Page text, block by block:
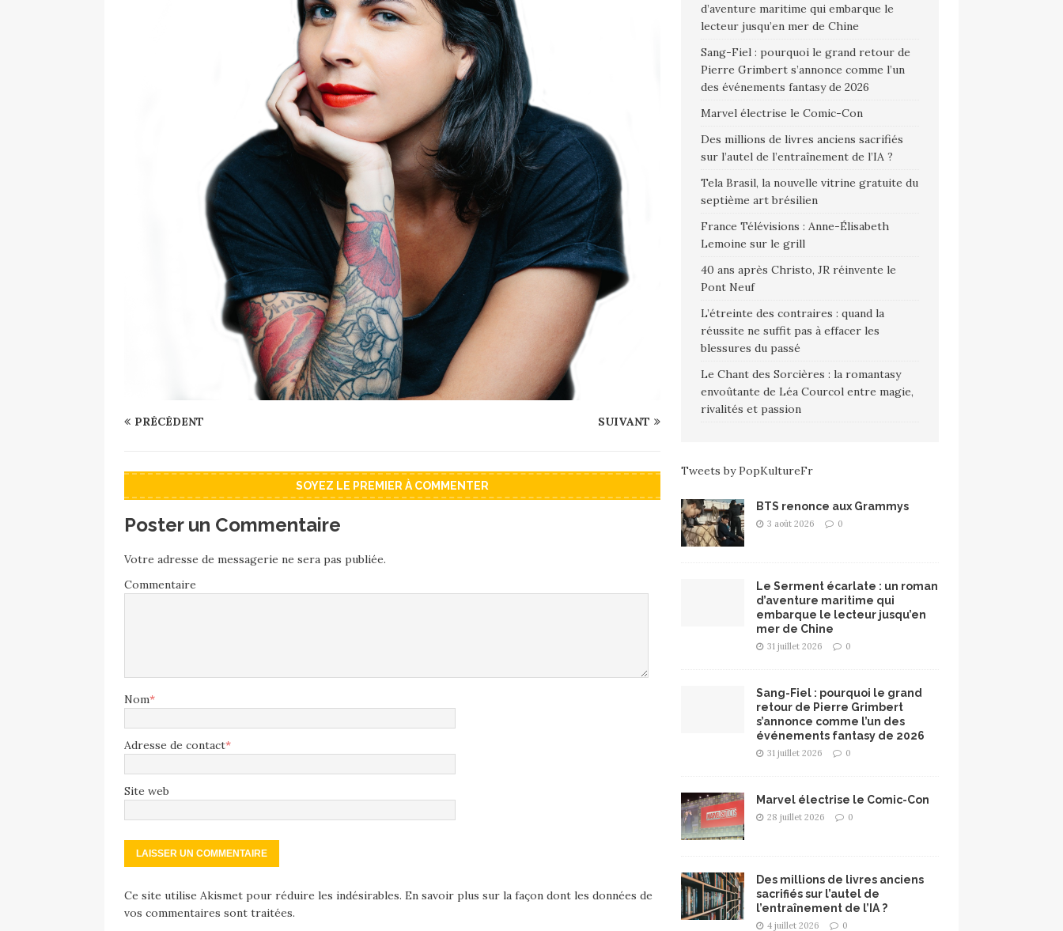
PRÉCÉDENT SUIVANT
SOYEZ LE PREMIER À COMMENTER
Poster un Commentaire
Votre adresse de messagerie ne sera pas publiée.
Commentaire
Nom*
Adresse de contact*
Site web
Ce site utilise Akismet pour réduire les indésirables. En savoir plus sur la façon dont les données de
vos commentaires sont traitées.
d’aventure maritime qui embarque le
lecteur jusqu’en mer de Chine
Sang-Fiel : pourquoi le grand retour de
Pierre Grimbert s’annonce comme l’un
des événements fantasy de 2026
Marvel électrise le Comic-Con
Des millions de livres anciens sacrifiés
sur l’autel de l’entraînement de l’IA ?
Tela Brasil, la nouvelle vitrine gratuite du
septième art brésilien
France Télévisions : Anne-Élisabeth
Lemoine sur le grill
40 ans après Christo, JR réinvente le
Pont Neuf
L’étreinte des contraires : quand la
réussite ne suffit pas à effacer les
blessures du passé
Le Chant des Sorcières : la romantasy
envoûtante de Léa Courcol entre magie,
rivalités et passion
Tweets by PopKultureFr
BTS renonce aux Grammys
3 août 2026 0
Le Serment écarlate : un roman
d’aventure maritime qui
embarque le lecteur jusqu’en
mer de Chine
31 juillet 2026 0
Sang-Fiel : pourquoi le grand
retour de Pierre Grimbert
s’annonce comme l’un des
événements fantasy de 2026
31 juillet 2026 0
Marvel électrise le Comic-Con
28 juillet 2026 0
Des millions de livres anciens
sacrifiés sur l’autel de
l’entraînement de l’IA ?
4 juillet 2026 0